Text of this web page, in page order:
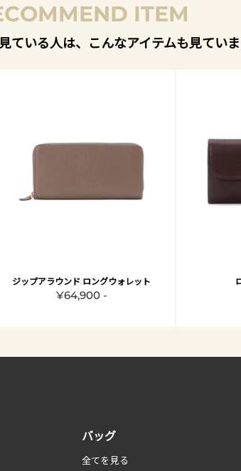
ITEM
ている人は、こんなアイテムも見てい
ジップアラウンド ロングウォレット
¥64,900 -
バッグ
全てを見る